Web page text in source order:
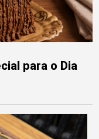
para o Dia